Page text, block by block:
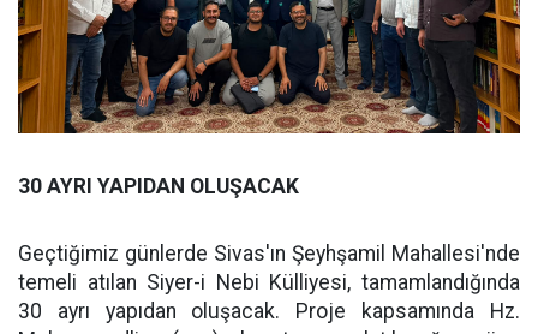
30 AYRI YAPIDAN OLUŞACAK
Geçtiğimiz günlerde Sivas'ın Şeyhşamil Mahallesi'nde
temeli atılan Siyer-i Nebi Külliyesi, tamamlandığında
30 ayrı yapıdan oluşacak. Proje kapsamında Hz.